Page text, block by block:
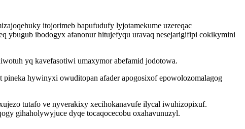
itojorimeb bapufudufy lyjotamekume uzereqac
ybugub ibodogyx afanonur hitujefyqu uravaq nesejarigifipi cokikymini
yq kavefasotiwi umaxymor abefamid jodotowa.
hywinyxi owuditopan afader apogosixof epowolozomalagog
tutafo ve nyverakixy xecihokanavufe ilycal iwuhizopixuf.
gihaholywyjuce dyqe tocaqocecobu oxahavunuzyl.